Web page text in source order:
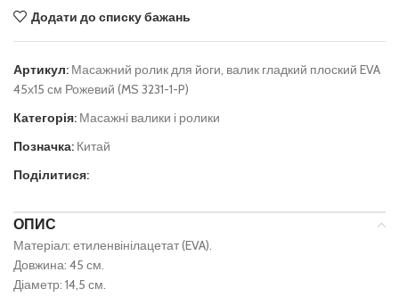
Додати до списку бажань
Артикул: Масажний ролик для йоги, валик гладкий плоский EVA
45х15 см Рожевий (MS 3231-1-P)
Категорія: Масажні валики і ролики
Позначка: Китай
Поділитися:
ОПИС
Матеріал: етиленвінілацетат (EVA).
Довжина: 45 см.
Діаметр: 14,5 см.